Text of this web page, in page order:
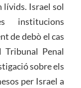
lívids. Israel sol
de debò el cas
Tribunal Penal
sobre els
per Israel a